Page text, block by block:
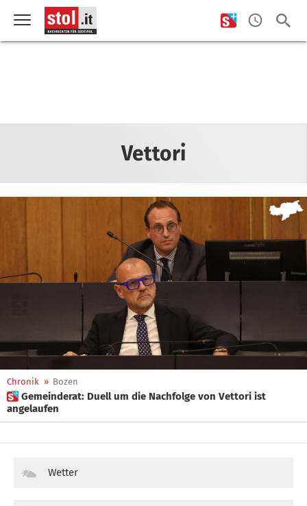
Vettori
Chronik » Bozen
 Gemeinderat: Duell um die Nachfolge von Vettori ist
angelaufen
Wetter